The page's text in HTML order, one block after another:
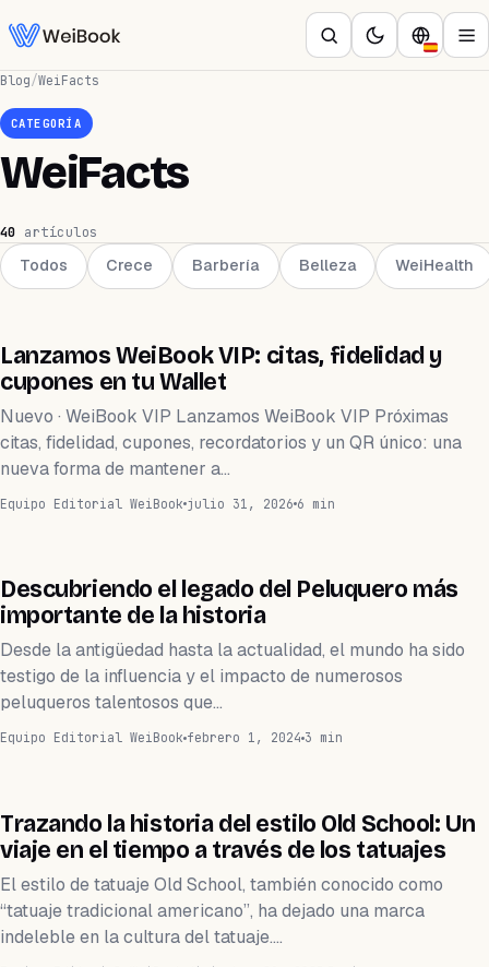
Blog/WeiFacts
CATEGORÍA
WeiFacts
40 artículos
Todos Crece Barbería Belleza WeiHealth
Lanzamos WeiBook VIP: citas, fidelidad y
cupones en tu Wallet
Nuevo · WeiBook VIP Lanzamos WeiBook VIP Próximas
citas, fidelidad, cupones, recordatorios y un QR único: una
nueva forma de mantener a…
Equipo Editorial WeiBook julio 31, 2026 6 min
SALÓN DE BELLEZA
Descubriendo el legado del Peluquero más
importante de la historia
Desde la antigüedad hasta la actualidad, el mundo ha sido
testigo de la influencia y el impacto de numerosos
peluqueros talentosos que…
Equipo Editorial WeiBook febrero 1, 2024 3 min
Trazando la historia del estilo Old School: Un
viaje en el tiempo a través de los tatuajes
El estilo de tatuaje Old School, también conocido como
“tatuaje tradicional americano”, ha dejado una marca
indeleble en la cultura del tatuaje.…